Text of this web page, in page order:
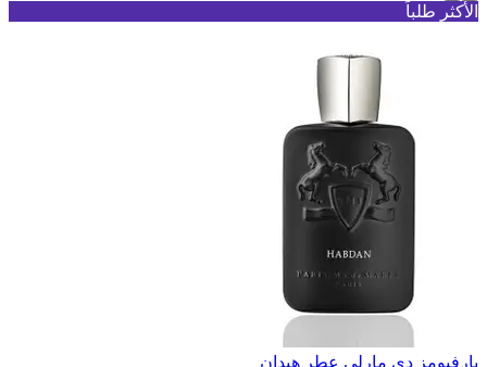
الأكثر طلباً
بارفيومز دي مارلي عطر هبدان